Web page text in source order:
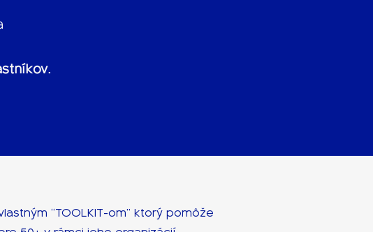
“TOOLKIT-om” ktorý pomôže